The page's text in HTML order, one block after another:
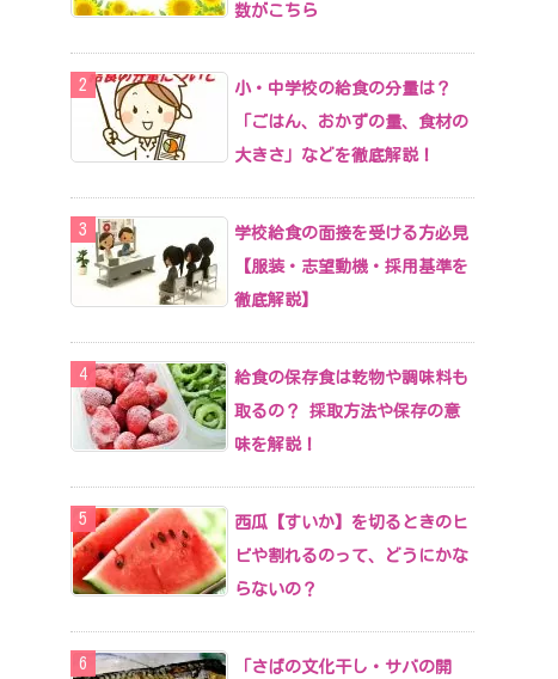
数がこちら
小・中学校の給食の分量は？
「ごはん、おかずの量、食材の
大きさ」などを徹底解説！
学校給食の面接を受ける方必見
【服装・志望動機・採用基準を
徹底解説】
給食の保存食は乾物や調味料も
取るの？ 採取方法や保存の意
味を解説！
西瓜【すいか】を切るときのヒ
ビや割れるのって、どうにかな
らないの？
「さばの文化干し・サバの開